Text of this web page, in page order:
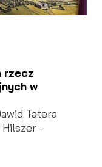
rzecz
w
Tatera
Hilszer -